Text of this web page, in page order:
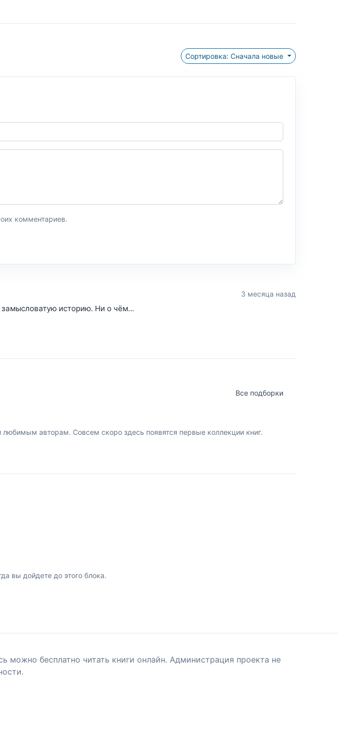
Сортировка: Сначала новые
комментариев.
3 месяца назад
историю. Ни о чём...
Все подборки
авторам. Совсем скоро здесь появятся первые коллекции книг.
вы дойдете до этого блока.
можно бесплатно читать книги онлайн. Администрация проекта не